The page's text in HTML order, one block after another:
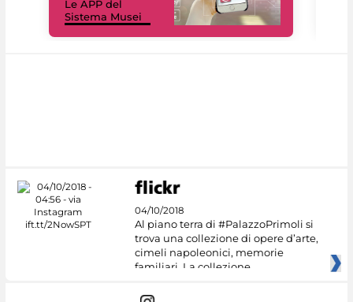
Le APP del
Sistema Musei
04/10/2018
Al piano terra di #PalazzoPrimoli si
trova una collezione di opere d’arte,
cimeli napoleonici, memorie
familiari. La collezione